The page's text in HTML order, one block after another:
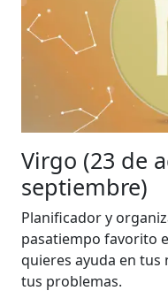
Virgo (23 de
septiembre)
Planificador y
pasatiempo favorito
quieres ayuda en tus
tus problemas.